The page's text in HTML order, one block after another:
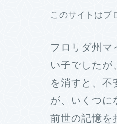
このサイトはプ
フロリダ州マ
い子でしたが
を消すと、不
が、いくつに
前世の記憶を